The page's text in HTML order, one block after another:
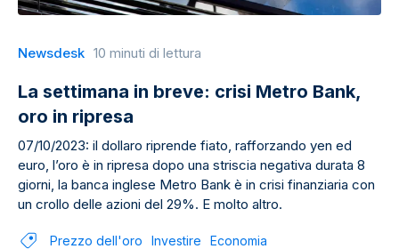
Newsdesk 10 minuti di lettura
La settimana in breve: crisi Metro Bank,
oro in ripresa
07/10/2023: il dollaro riprende fiato, rafforzando yen ed
euro, l’oro è in ripresa dopo una striscia negativa durata 8
giorni, la banca inglese Metro Bank è in crisi finanziaria con
un crollo delle azioni del 29%. E molto altro.
Prezzo dell'oro Investire Economia